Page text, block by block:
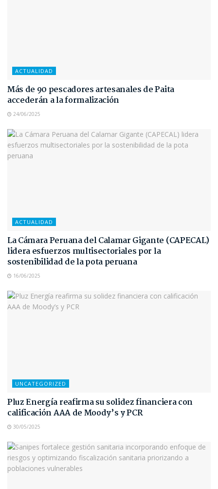
ACTUALIDAD
Más de 90 pescadores artesanales de Paita
accederán a la formalización
24/06/2025
ACTUALIDAD
La Cámara Peruana del Calamar Gigante (CAPECAL)
lidera esfuerzos multisectoriales por la
sostenibilidad de la pota peruana
16/06/2025
UNCATEGORIZED
Pluz Energía reafirma su solidez financiera con
calificación AAA de Moody’s y PCR
30/05/2025